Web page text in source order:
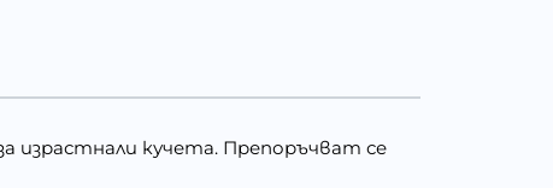
израстнали кучета. Препоръчват се